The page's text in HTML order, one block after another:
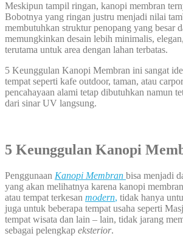
Meskipun tampil ringan, kanopi membran
Bobotnya yang ringan justru menjadi nilai
membutuhkan struktur penopang yang besar
memungkinkan desain lebih minimalis,
terutama untuk area dengan lahan terbatas.
5 Keunggulan Kanopi Membran ini sangat
tempat seperti kafe outdoor, taman, atau
pencahayaan alami tetap dibutuhkan namun
dari sinar UV langsung.
5 Keunggulan Kanopi
Penggunaan Kanopi Membran bisa menjadi
yang akan melihatnya karena kanopi
atau tempat terkesan modern, tidak hanya
juga untuk beberapa tempat usaha seperti
tempat wisata dan lain – lain, tidak jarang
sebagai pelengkap eksterior.